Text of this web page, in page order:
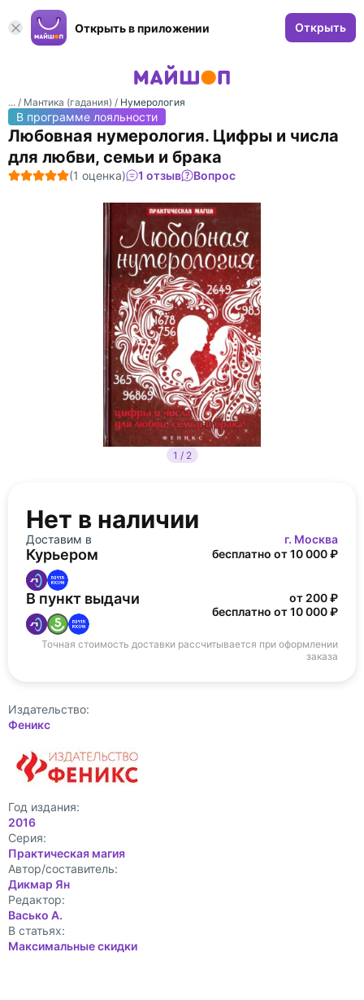
Открыть в приложении Открыть
... / Мантика (гадания) / Нумерология
В программе лояльности
Любовная нумерология. Цифры и числа
для любви, семьи и брака
(1 оценка) 1 отзыв Вопрос
1 / 2
Нет в наличии
Доставим в г. Москва
Курьером бесплатно от 10 000 ₽
В пункт выдачи
от 200 ₽
бесплатно от 10 000 ₽
Точная стоимость доставки рассчитывается при оформлении
заказа
Издательство:
Феникс
Год издания:
2016
Cерия:
Практическая магия
Автор/составитель:
Дикмар Ян
Редактор:
Васько А.
В статьях:
Максимальные скидки